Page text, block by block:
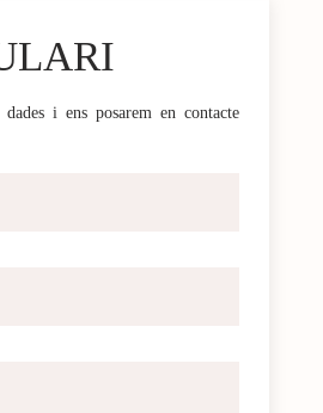
dades i ens posarem en contacte